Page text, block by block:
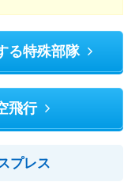
る特殊部隊
飛行
プレス